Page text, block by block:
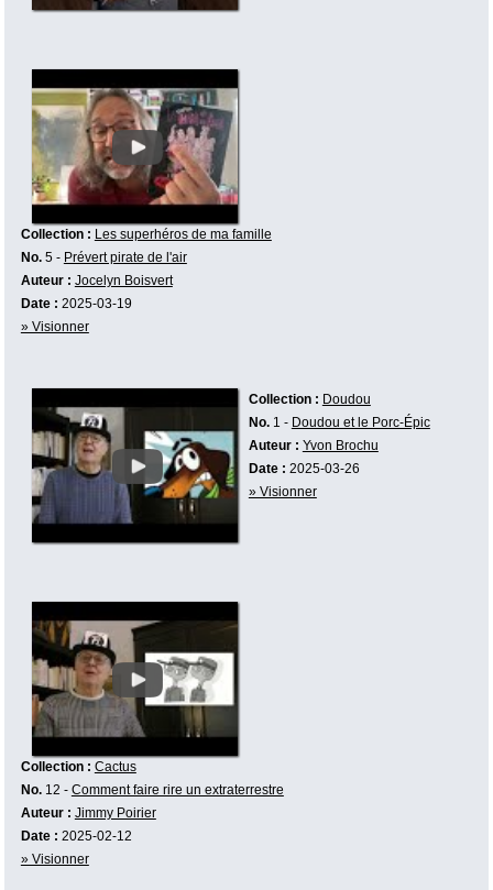
Collection : Les superhéros de ma famille
No.5 - Prévert pirate de l'air
Auteur : Jocelyn Boisvert
Date : 2025-03-19
» Visionner
Collection : Doudou
No.1 - Doudou et le Porc-Épic
Auteur : Yvon Brochu
Date : 2025-03-26
» Visionner
Collection : Cactus
No.12 - Comment faire rire un extraterrestre
Auteur : Jimmy Poirier
Date : 2025-02-12
» Visionner